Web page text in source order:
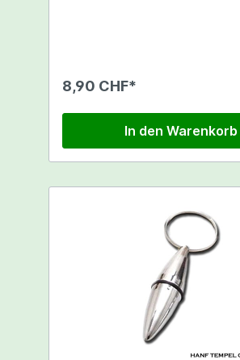
8,90 CHF*
In den Warenkorb